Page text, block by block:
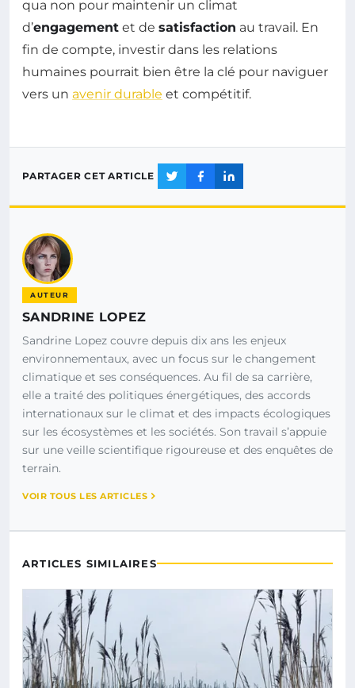
qua non pour maintenir un climat
d’engagement et de satisfaction au travail. En
fin de compte, investir dans les relations
humaines pourrait bien être la clé pour naviguer
vers un avenir durable et compétitif.
PARTAGER CET ARTICLE
AUTEUR
SANDRINE LOPEZ
Sandrine Lopez couvre depuis dix ans les enjeux
environnementaux, avec un focus sur le changement
climatique et ses conséquences. Au fil de sa carrière,
elle a traité des politiques énergétiques, des accords
internationaux sur le climat et des impacts écologiques
sur les écosystèmes et les sociétés. Son travail s’appuie
sur une veille scientifique rigoureuse et des enquêtes de
terrain.
VOIR TOUS LES ARTICLES
ARTICLES SIMILAIRES